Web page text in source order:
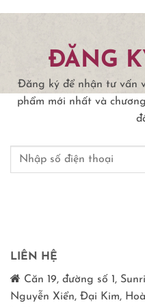
ĐĂNG
Đăng ký để nhận tư vấn
phẩm mới nhất và
LIÊN HỆ
Căn 19, đường số 1,
Nguyễn Xiển, Đại Kim,